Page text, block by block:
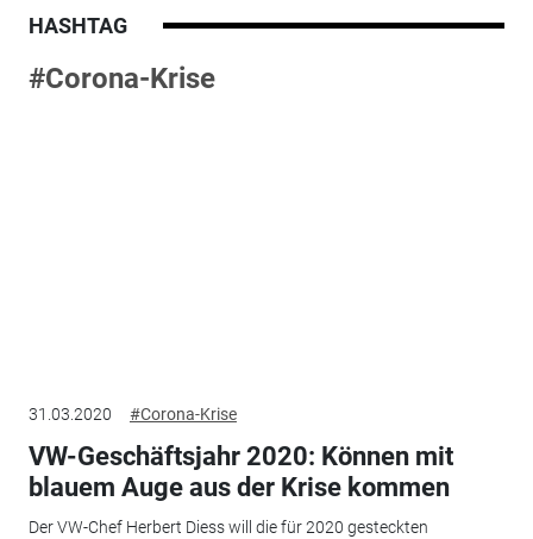
HASHTAG
#Corona-Krise
31.03.2020 #Corona-Krise
VW-Geschäftsjahr 2020: Können mit
blauem Auge aus der Krise kommen
Der VW-Chef Herbert Diess will die für 2020 gesteckten